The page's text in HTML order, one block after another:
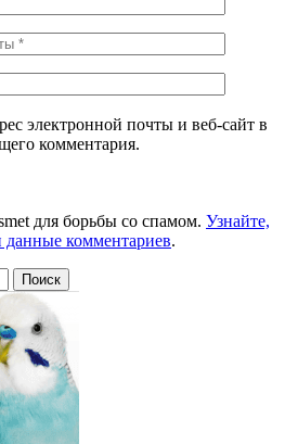
электронной почты и веб-сайт в
комментария.
для борьбы со спамом. Узнайте,
данные комментариев.